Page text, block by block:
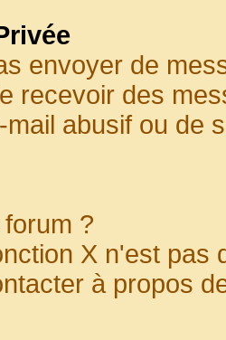
envoyer de
recevoir des
abusif ou de
?
X n'est pas
à propos